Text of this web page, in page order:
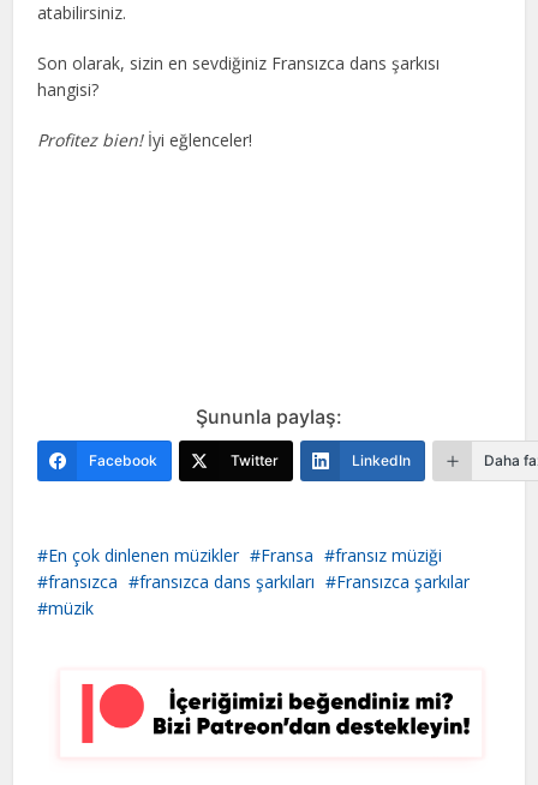
atabilirsiniz.
Son olarak, sizin en sevdiğiniz Fransızca dans şarkısı
hangisi?
Profitez bien!İyi eğlenceler!
Şununla paylaş:
Facebook Twitter LinkedIn Daha
En çok dinlenen müzikler Fransa
fransız müziği
fransızca
fransızca dans şarkıları
Fransızca şarkılar
müzik